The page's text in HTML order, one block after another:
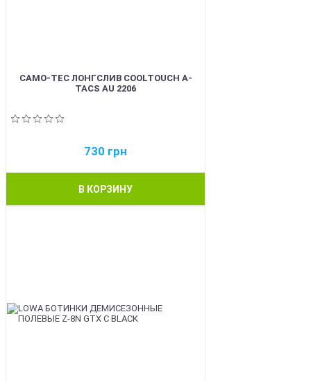
CAMO-TEC ЛОНГСЛИВ COOLTOUCH A-
TACS AU 2206
730 грн
В КОРЗИНУ